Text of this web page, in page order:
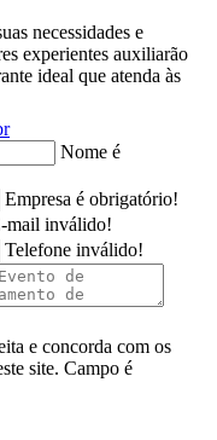
necessidades e
experientes auxiliarão
ideal que atenda às
Nome é
Empresa é obrigatório!
mail inválido!
Telefone inválido!
e concorda com os
site. Campo é